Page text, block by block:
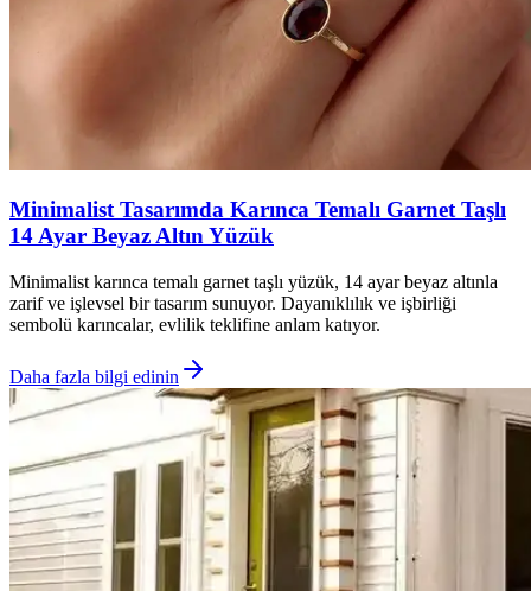
Minimalist Tasarımda Karınca Temalı Garnet Taşlı
14 Ayar Beyaz Altın Yüzük
Minimalist karınca temalı garnet taşlı yüzük, 14 ayar beyaz altınla
zarif ve işlevsel bir tasarım sunuyor. Dayanıklılık ve işbirliği
sembolü karıncalar, evlilik teklifine anlam katıyor.
Daha fazla bilgi edinin